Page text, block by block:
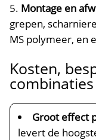
Montage en
grepen,
MS polymeer, en
Kosten,
combinaties
Groot effect
levert de